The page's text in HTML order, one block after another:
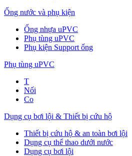
Ống nước và phụ kiện
Ống nhựa uPVC
Phụ tùng uPVC
Phụ kiện Support ống
Phụ tùng uPVC
T
Nối
Co
Dụng cụ bơi lội & Thiết bị cứu hộ
Thiết bị cứu hộ & an toàn bơi lội
Dụng cụ thể thao dưới nước
Dụng cụ bơi lội